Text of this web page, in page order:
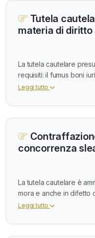
Tutela
materia di diritto
La tutela cautelare
requisiti: il fumus boni
Leggi tutto
concorrenza
La tutela cautelare è
mora e anche in difetto
Leggi tutto